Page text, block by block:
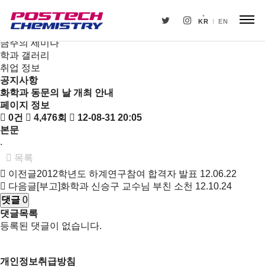
KR EN
뉴스
공지사항
금주의 세미나
학과 갤러리
취업 정보
공지사항
화학과 동문의 날 개최 안내
페이지 정보
0건
4,476회
12-08-31 20:05
본문
.
목록
이전글2012학년도 하계연구참여 합격자 발표 12.06.22
다음글[부고]화학과 신승구 교수님 부친 소천 12.10.24
댓글 0
댓글목록
등록된 댓글이 없습니다.
개인정보취급방침